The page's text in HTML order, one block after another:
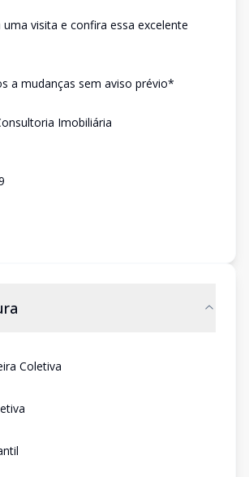
visita e confira essa excelente
a mudanças sem aviso prévio*
Imobiliária
Coletiva